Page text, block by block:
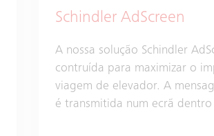
Schindler AdScreen
A nossa solução Schindler
contruída para maximizar o
viagem de elevador. A
é transmitida num ecrã